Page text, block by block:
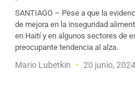
SANTIAGO – Pese a que la
de mejora en la inseguridad
en Haití y en algunos sectores de
preocupante tendencia al alza.
Mario Lubetkin 20 junio, 2024